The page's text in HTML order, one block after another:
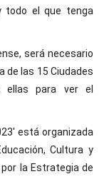
todo el que tenga
será necesario
de las 15 Ciudades
ellas para ver el
está organizada
Cultura y
la Estrategia de